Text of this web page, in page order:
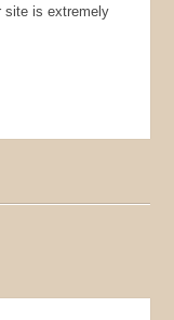
site is extremely